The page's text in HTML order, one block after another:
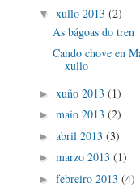
▼ xullo 2013 (2)
As bágoas do tren
Cando chove en
xullo
► xuño 2013 (1)
► maio 2013 (2)
► abril 2013 (3)
► marzo 2013 (1)
► febreiro 2013 (4)